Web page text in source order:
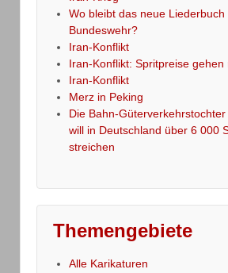
Wo bleibt das neue Liederbuch
Bundeswehr?
Iran-Konflikt
Iran-Konflikt: Spritpreise gehen
Iran-Konflikt
Merz in Peking
Die Bahn-
will in Deutschland über 6 000
streichen
Themengebiete
Alle Karikaturen